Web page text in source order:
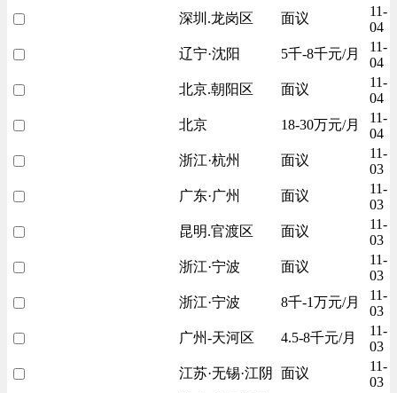
深圳.龙岗区
面议
11-
04
辽宁·沈阳
5千-8千元/月
11-
04
北京.朝阳区
面议
11-
04
北京
18-30万元/月
11-
04
浙江·杭州
面议
11-
03
广东·广州
面议
11-
03
昆明.官渡区
面议
11-
03
浙江·宁波
面议
11-
03
浙江·宁波
8千-1万元/月
11-
03
广州-天河区
4.5-8千元/月
11-
03
江苏·无锡·江阴
面议
11-
03